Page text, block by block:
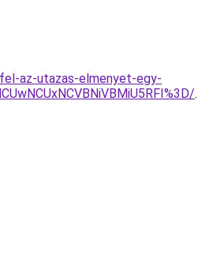
az-utazas-elmenyet-egy-
.